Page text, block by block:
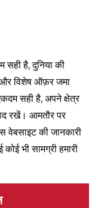
है, दुनिया की
विशेष ऑफ़र जमा
सही है, अपने क्षेत्र
रखें। आमतौर पर
वेबसाइट की जानकारी
भी सामग्री हमारी